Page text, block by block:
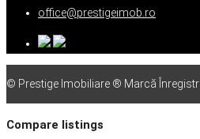
office@prestigeimob.ro
© Prestige Imobiliare ® Marcă
Compare listings